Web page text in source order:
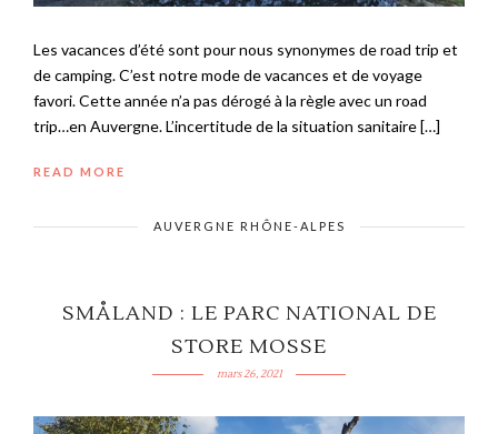
Les vacances d’été sont pour nous synonymes de road trip et
de camping. C’est notre mode de vacances et de voyage
favori. Cette année n’a pas dérogé à la règle avec un road
trip…en Auvergne. L’incertitude de la situation sanitaire […]
READ MORE
AUVERGNE RHÔNE-ALPES
SMÅLAND : LE PARC NATIONAL DE
STORE MOSSE
mars 26, 2021